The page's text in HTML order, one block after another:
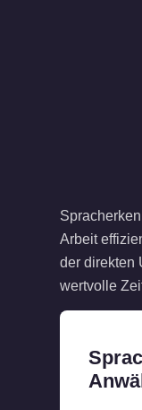
Arbeit
der direkten
wertvolle
und
der